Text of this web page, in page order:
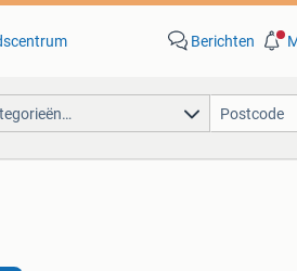
Berichten